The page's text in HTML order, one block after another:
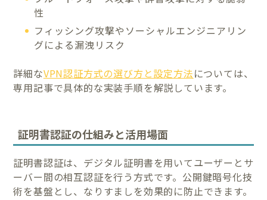
性
フィッシング攻撃やソーシャルエンジニアリン
グによる漏洩リスク
詳細なVPN認証方式の選び方と設定方法については、
専用記事で具体的な実装手順を解説しています。
証明書認証の仕組みと活用場面
証明書認証は、デジタル証明書を用いてユーザーとサ
ーバー間の相互認証を行う方式です。公開鍵暗号化技
術を基盤とし、なりすましを効果的に防止できます。